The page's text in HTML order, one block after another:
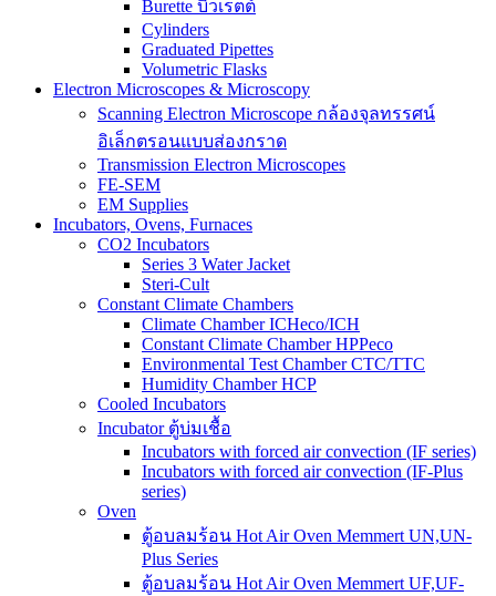
Burette บิวเรตต์
Cylinders
Graduated Pipettes
Volumetric Flasks
Electron Microscopes & Microscopy
Scanning Electron Microscope กล้องจุลทรรศน์
อิเล็กตรอนแบบส่องกราด
Transmission Electron Microscopes
FE-SEM
EM Supplies
Incubators, Ovens, Furnaces
CO2 Incubators
Series 3 Water Jacket
Steri-Cult
Constant Climate Chambers
Climate Chamber ICHeco/ICH
Constant Climate Chamber HPPeco
Environmental Test Chamber CTC/TTC
Humidity Chamber HCP
Cooled Incubators
Incubator ตู้บ่มเชื้อ
Incubators with forced air convection (IF series)
Incubators with forced air convection (IF-Plus
series)
Oven
ตู้อบลมร้อน Hot Air Oven Memmert UN,UN-
Plus Series
ตู้อบลมร้อน Hot Air Oven Memmert UF,UF-